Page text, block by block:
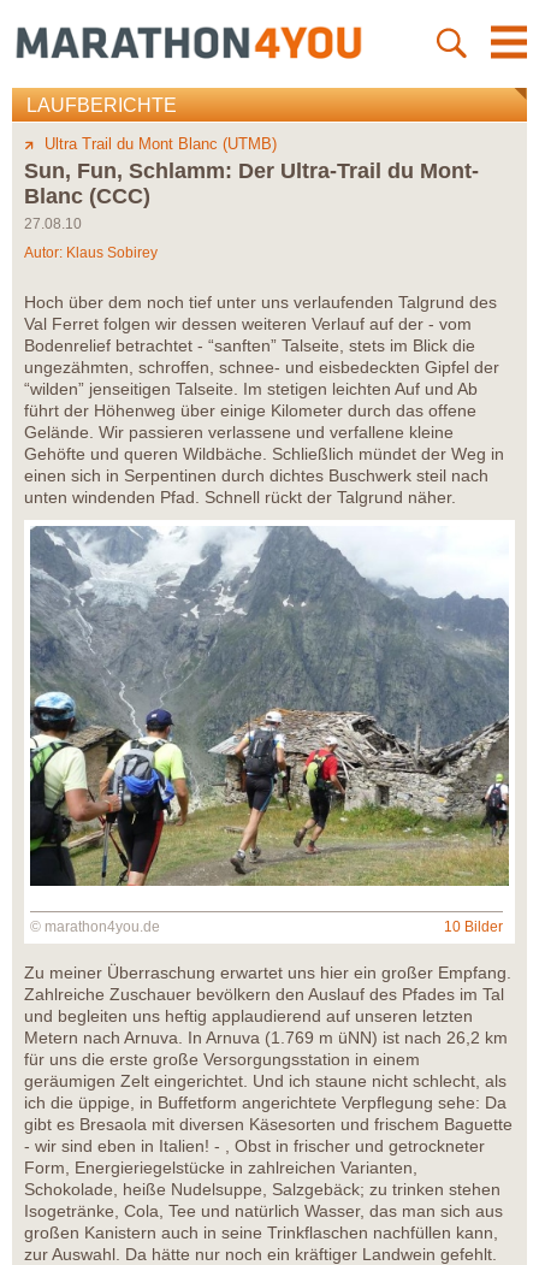
LAUFBERICHTE
Ultra Trail du Mont Blanc (UTMB)
Sun, Fun, Schlamm: Der Ultra-Trail du Mont-
Blanc (CCC)
27.08.10
Autor: Klaus Sobirey
Hoch über dem noch tief unter uns verlaufenden Talgrund des
Val Ferret folgen wir dessen weiteren Verlauf auf der - vom
Bodenrelief betrachtet - “sanften” Talseite, stets im Blick die
ungezähmten, schroffen, schnee- und eisbedeckten Gipfel der
“wilden” jenseitigen Talseite. Im stetigen leichten Auf und Ab
führt der Höhenweg über einige Kilometer durch das offene
Gelände. Wir passieren verlassene und verfallene kleine
Gehöfte und queren Wildbäche. Schließlich mündet der Weg in
einen sich in Serpentinen durch dichtes Buschwerk steil nach
unten windenden Pfad. Schnell rückt der Talgrund näher.
© marathon4you.de 10 Bilder
Zu meiner Überraschung erwartet uns hier ein großer Empfang.
Zahlreiche Zuschauer bevölkern den Auslauf des Pfades im Tal
und begleiten uns heftig applaudierend auf unseren letzten
Metern nach Arnuva. In Arnuva (1.769 m üNN) ist nach 26,2 km
für uns die erste große Versorgungsstation in einem
geräumigen Zelt eingerichtet. Und ich staune nicht schlecht, als
ich die üppige, in Buffetform angerichtete Verpflegung sehe: Da
gibt es Bresaola mit diversen Käsesorten und frischem Baguette
- wir sind eben in Italien! - , Obst in frischer und getrockneter
Form, Energieriegelstücke in zahlreichen Varianten,
Schokolade, heiße Nudelsuppe, Salzgebäck; zu trinken stehen
Isogetränke, Cola, Tee und natürlich Wasser, das man sich aus
großen Kanistern auch in seine Trinkflaschen nachfüllen kann,
zur Auswahl. Da hätte nur noch ein kräftiger Landwein gefehlt.